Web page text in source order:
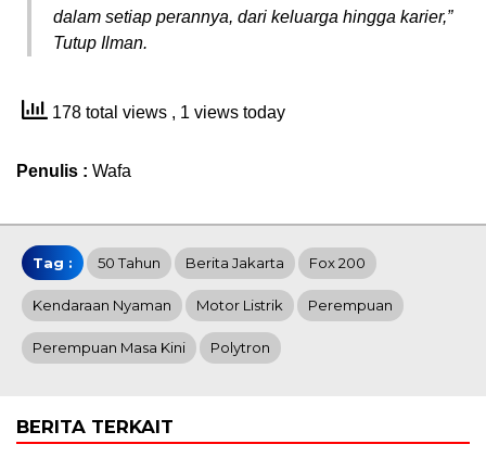
dalam setiap perannya, dari keluarga hingga karier,”
Tutup Ilman.
178 total views , 1 views today
Penulis : Wafa
Tag : 50 Tahun Berita Jakarta Fox 200
Kendaraan Nyaman Motor Listrik Perempuan
Perempuan Masa Kini Polytron
BERITA TERKAIT